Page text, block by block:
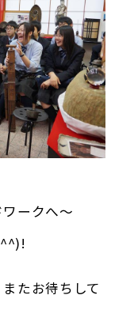
ークへ～
たお待ちして